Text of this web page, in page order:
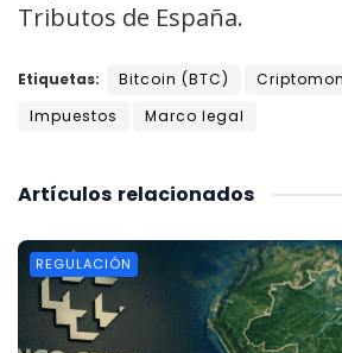
Tributos de España.
Etiquetas: Bitcoin (BTC)
Impuestos
Marco legal
relacionados
Artículos
REGULACIÓN